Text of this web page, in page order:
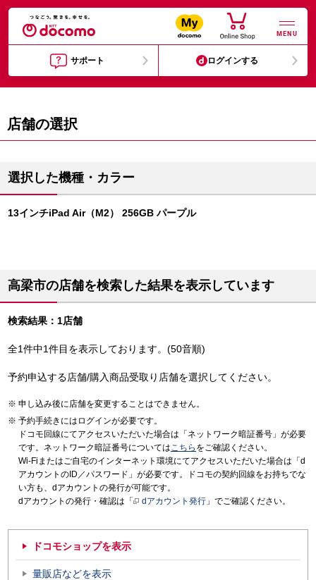
MENU
サポート ログインする
店舗の選択
選択した機種・カラー
13インチiPad Air（M2） 256GB パープル
高梁市の店舗を検索した結果を表示しています
検索結果：1店舗
全1件中1件目を表示しております。(50音順)
予約申込する店舗/購入商品受取り店舗を選択してください。
申し込み後に店舗を変更することはできません。
予約手続きにはログインが必要です。
ドコモ回線にてアクセスいただいた場合は「ネットワーク暗証番号」が必要
です。ネットワーク暗証番号についてはこちら をご確認ください。
Wi-Fiまたはご自宅のインターネット環境にてアクセスいただいた場合は「d
アカウントのID／パスワード」が必要です。ドコモの契約回線をお持ちでな
い方も、dアカウントの発行が可能です。
dアカウントの発行・確認は「
dアカウント発行 」でご確認ください。
ドコモショップを表示
量販店などを表示